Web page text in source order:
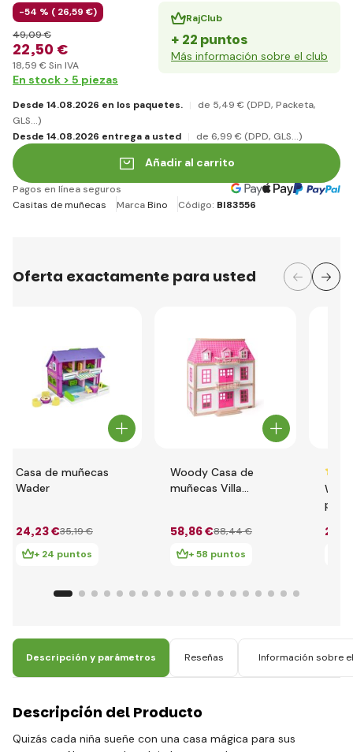
-54 % ( 26,59 €)
22,50 €
49,09 €
18,59 € Sin IVA
RajClub
+ 22 puntos
Más información sobre el club
En stock > 5 piezas
Desde 14.08.2026 en los paquetes. de 5,49 € (DPD, Packeta,
GLS...)
Desde 14.08.2026 entrega a usted
de 6,99 € (DPD, GLS...)
Añadir al carrito
Pagos en línea seguros
Casitas de muñecas
MarcaBino Código: BI83556
Oferta exactamente para usted
Casa de muñecas
Wader
24,23 €35,19 €
+ 24 puntos
Woody Casa de
muñecas Villa
58,86 €88,44 €
+ 58 puntos
25
Descripción y parámetros Reseñas Información sobre
Descripción del Producto
Quizás cada niña sueñe con una casa mágica para sus